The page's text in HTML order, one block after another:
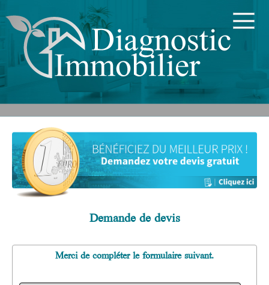
Demande de devis
Merci de compléter le formulaire suivant.